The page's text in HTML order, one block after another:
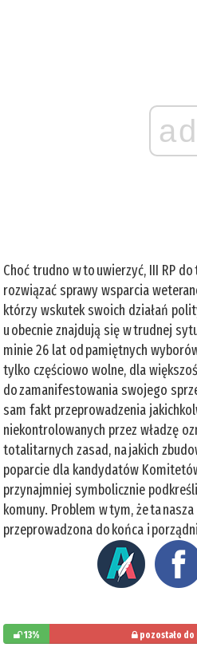
ad
Choć trudno w to uwierzyć, III RP
rozwiązać sprawy wsparcia
którzy wskutek swoich działań
u obecnie znajdują się w trudnej
minie 26 lat od pamiętnych
tylko częściowo wolne, dla
do zamanifestowania swojego
sam fakt przeprowadzenia
niekontrolowanych przez władzę
totalitarnych zasad, na jakich
poparcie dla kandydatów
przynajmniej symbolicznie
komuny. Problem w tym, że ta
przeprowadzona do końca i
13% pozostało do